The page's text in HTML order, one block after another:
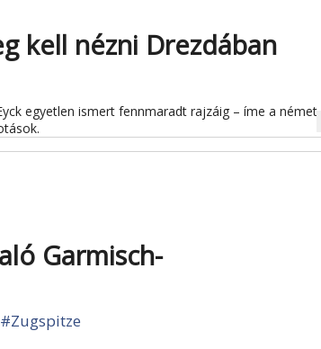
kell nézni Drezdában
egyetlen ismert fennmaradt rajzáig – íme a német
Garmisch-
#Zugspitze